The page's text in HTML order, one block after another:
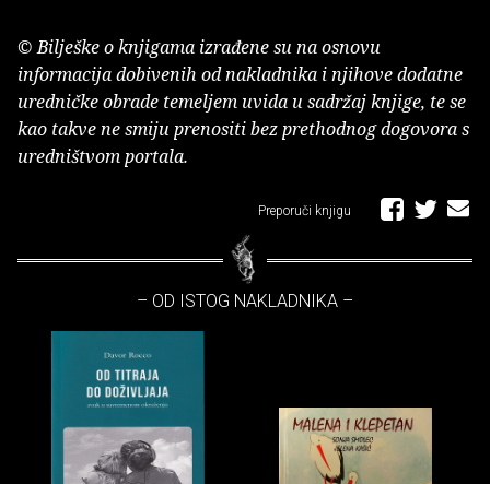
© Bilješke o knjigama izrađene su na osnovu
informacija dobivenih od nakladnika i njihove dodatne
uredničke obrade temeljem uvida u sadržaj knjige, te se
kao takve ne smiju prenositi bez prethodnog dogovora s
uredništvom portala.
Preporuči knjigu
– OD ISTOG NAKLADNIKA –